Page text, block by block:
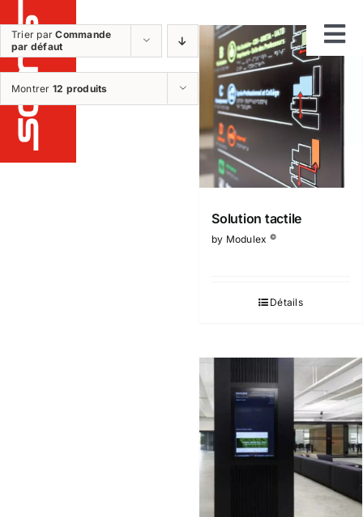
au
contenu
Notre métier
Etudes
Fabrication
Installation
Maintenance et sav
Nos réalisations
Qui sommes nous ?
Trier parCommande
par défaut
Montrer 12 produits
Solution tactile
by Modulex ©
Détails